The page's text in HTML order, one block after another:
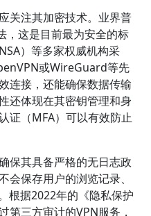
关注其加密技术。业界普
，这是目前最为安全的标
）等多家权威机构采
或WireGuard等先
连接，还能确保数据传输
还体现在其密钥管理和身
证（MFA）可以有效防止
保其具备严格的无日志政
会保存用户的浏览记录、
根据2022年的《隐私保护
第三方审计的VPN服务，